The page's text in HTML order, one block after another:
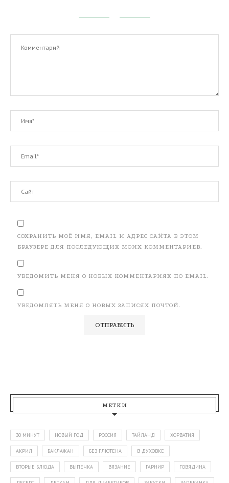
СОХРАНИТЬ МОЁ ИМЯ, EMAIL И АДРЕС САЙТА В ЭТОМ
БРАУЗЕРЕ ДЛЯ ПОСЛЕДУЮЩИХ МОИХ КОММЕНТАРИЕВ.
УВЕДОМИТЬ МЕНЯ О НОВЫХ КОММЕНТАРИЯХ ПО EMAIL.
УВЕДОМЛЯТЬ МЕНЯ О НОВЫХ ЗАПИСЯХ ПОЧТОЙ.
МЕТКИ
30 МИНУТ НОВЫЙ ГОД РОССИЯ ТАЙЛАНД ХОРВАТИЯ
АКРИЛ БАКЛАЖАН БЕЗ ГЛЮТЕНА В ДУХОВКЕ
ВТОРЫЕ БЛЮДА ВЫПЕЧКА ВЯЗАНИЕ ГАРНИР ГОВЯДИНА